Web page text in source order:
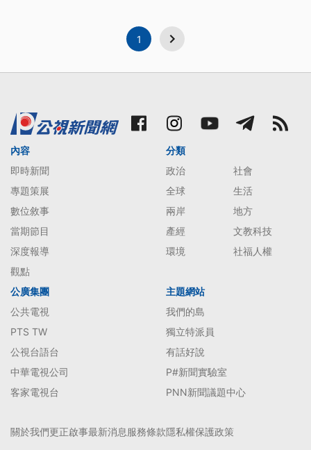
1
內容
即時新聞
專題策展
數位敘事
當期節目
深度報導
觀點
分類
政治
社會
全球
生活
兩岸
地方
產經
文教科技
環境
社福人權
公廣集團
公共電視
PTS TW
公視台語台
中華電視公司
客家電視台
主題網站
我們的島
獨立特派員
有話好說
P#新聞實驗室
PNN新聞議題中心
關於我們更正啟事最新消息服務條款隱私權保護政策